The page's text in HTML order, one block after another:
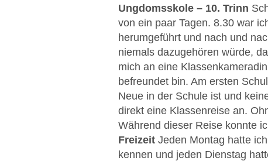
Ungdomsskole – 10. Trinn
von ein paar Tagen. 8.30 war
herumgeführt und nach und
niemals dazugehören würde,
mich an eine
befreundet bin. Am ersten
Neue in der Schule ist und
direkt eine Klassenreise an.
Während dieser Reise konnte
Freizeit Jeden Montag hatte
kennen und jeden Dienstag